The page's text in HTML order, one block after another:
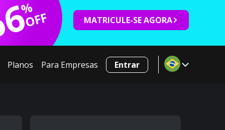
%
OFF MATRICULE-SE AGORA
Planos Para Empresas Entrar